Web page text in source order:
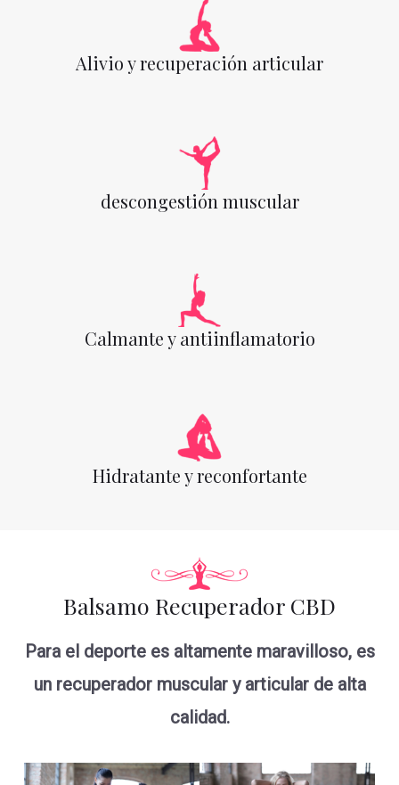
Alivio y recuperación articular
descongestión muscular
Calmante y antiinflamatorio
Hidratante y reconfortante
Balsamo Recuperador CBD
Para el deporte es altamente maravilloso, es
un recuperador muscular y articular de alta
calidad.